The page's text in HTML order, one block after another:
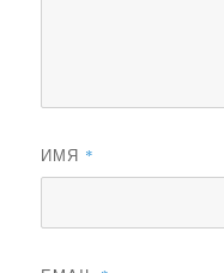
ИМЯ *